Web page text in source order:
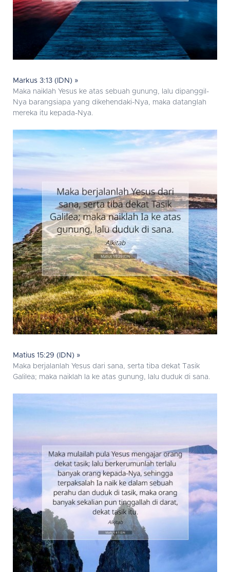
Markus 3:13 (IDN) »
Maka naiklah Yesus ke atas sebuah gunung, lalu dipanggil-
Nya barangsiapa yang dikehendaki-Nya, maka datanglah
mereka itu kepada-Nya.
Matius 15:29 (IDN) »
Maka berjalanlah Yesus dari sana, serta tiba dekat Tasik
Galilea; maka naiklah Ia ke atas gunung, lalu duduk di sana.